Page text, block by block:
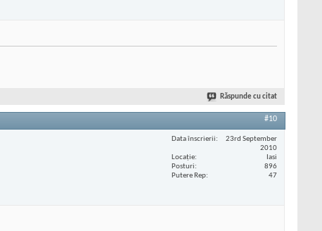
Răspunde cu citat
#10
Data înscrierii
23rd September
2010
Locaţie
Iasi
Posturi
896
Putere Rep
47